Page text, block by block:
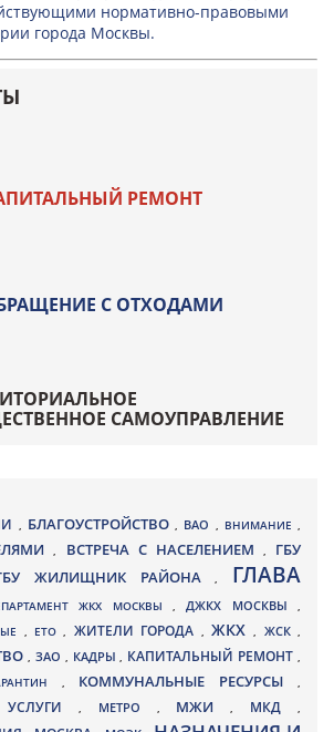
нормативно-правовыми
города Москвы.
РЕМОНТ
С ОТХОДАМИ
САМОУПРАВЛЕНИЕ
, БЛАГОУСТРОЙСТВО , ВАО , ВНИМАНИЕ ,
, ВСТРЕЧА С НАСЕЛЕНИЕМ , ГБУ
ЖИЛИЩНИК РАЙОНА, ГЛАВА
ЖКХ МОСКВЫ ,ДЖКХ МОСКВЫ ,
, ЕТО, ЖИТЕЛИ ГОРОДА , ЖКХ, ЖСК,
, ЗАО , КАДРЫ, КАПИТАЛЬНЫЙ РЕМОНТ ,
, КОММУНАЛЬНЫЕ РЕСУРСЫ,
УСЛУГИ , МЕТРО , МЖИ, МКД ,